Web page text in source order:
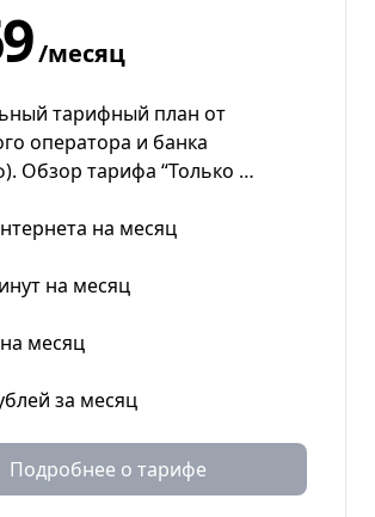
/месяц
тарифный план от
оператора и банка
Обзор тарифа “Только …
на месяц
на месяц
месяц
за месяц
Подробнее о тарифе